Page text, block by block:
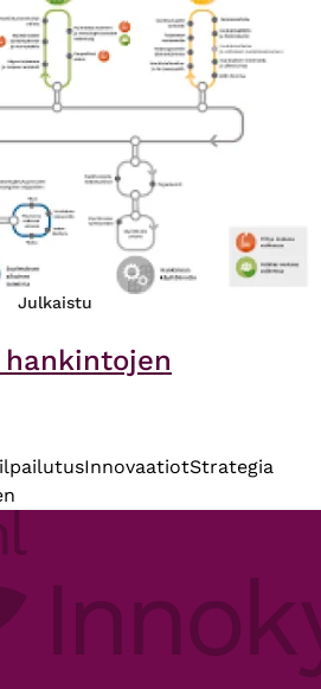
Julkaistu
InnovaatiotStrategia